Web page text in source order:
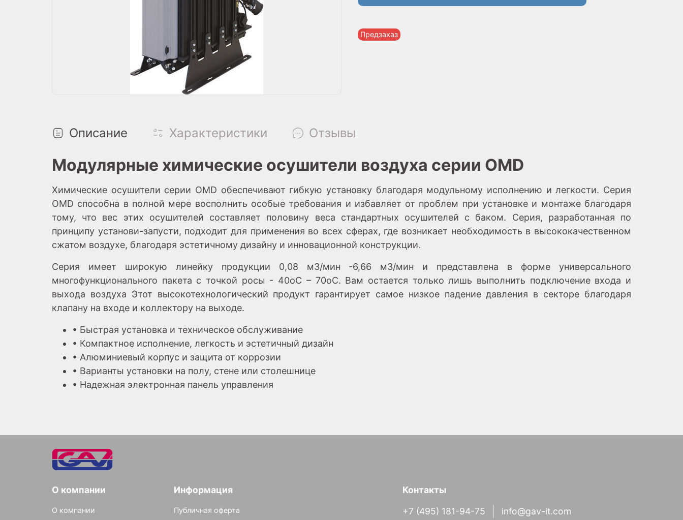
Предзаказ
Описание Характеристики Отзывы
Модулярные химические осушители воздуха серии OMD
Химические осушители серии OMD обеспечивают гибкую установку благодаря модульному исполнению и легкости. Серия
OMD способна в полной мере восполнить особые требования и избавляет от проблем при установке и монтаже благодаря
тому, что вес этих осушителей составляет половину веса стандартных осушителей с баком. Серия, разработанная по
принципу установи-запусти, подходит для применения во всех сферах, где возникает необходимость в высококачественном
сжатом воздухе, благодаря эстетичному дизайну и инновационной конструкции.
Серия имеет широкую линейку продукции 0,08 м3/мин -6,66 м3/мин и представлена в форме универсального
многофункционального пакета с точкой росы - 40oC – 70oC. Вам остается только лишь выполнить подключение входа и
выхода воздуха Этот высокотехнологический продукт гарантирует самое низкое падение давления в секторе благодаря
клапану на входе и коллектору на выходе.
• Быстрая установка и техническое обслуживание
• Компактное исполнение, легкость и эстетичный дизайн
• Алюминиевый корпус и защита от коррозии
• Варианты установки на полу, стене или столешнице
• Надежная электронная панель управления
О компании
О компании
Информация
Публичная оферта
Контакты
+7 (495) 181-94-75
info@gav-it.com